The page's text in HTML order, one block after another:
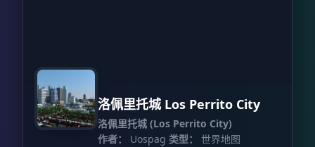
洛佩里托城 Los Perrito City
洛佩里托城 (Los Perrito City)
作者：
Uospag 类型：
世界地图